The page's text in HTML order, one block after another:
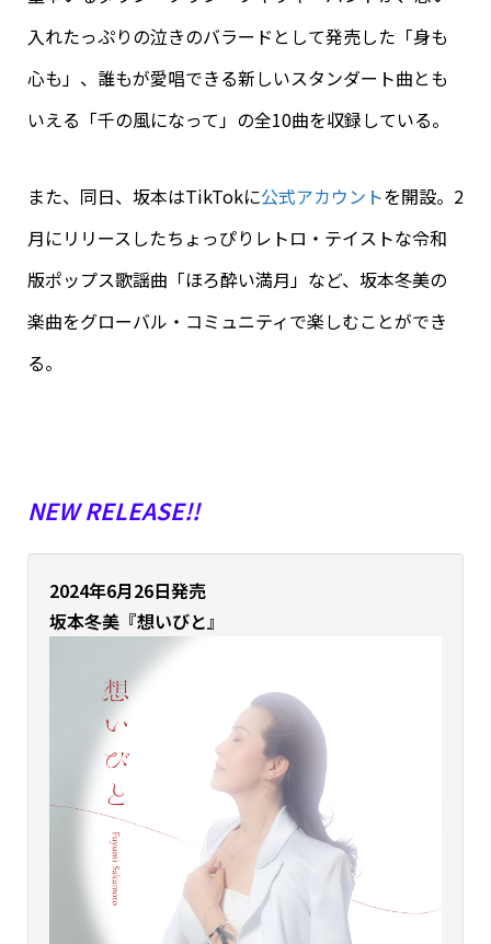
入れたっぷりの泣きのバラードとして発売した「身も
心も」、誰もが愛唱できる新しいスタンダート曲とも
いえる「千の風になって」の全10曲を収録している。
また、同日、坂本はTikTokに公式アカウントを開設。2
月にリリースしたちょっぴりレトロ・テイストな令和
版ポップス歌謡曲「ほろ酔い満月」など、坂本冬美の
楽曲をグローバル・コミュニティで楽しむことができ
る。
NEW RELEASE!!
2024年6月26日発売
坂本冬美『想いびと』